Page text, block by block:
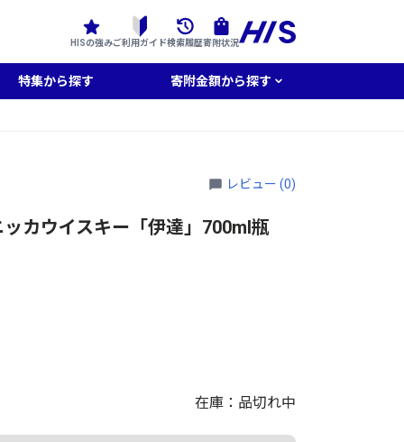
HISの強みご利用ガイド検索履歴寄附状況
特集から探す 寄附金額から探す
レビュー (0)
カウイスキー「伊達」700ml瓶
在庫：品切れ中